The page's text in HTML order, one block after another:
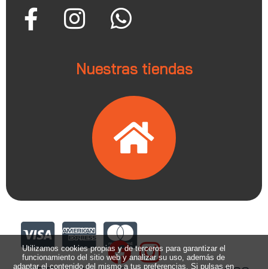
Nuestras tiendas
Utilizamos cookies propias y de terceros para garantizar el
funcionamiento del sitio web y analizar su uso, además de
adaptar el contenido del mismo a tus preferencias. Si pulsas en